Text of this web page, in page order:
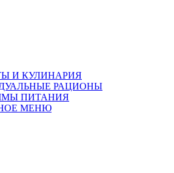
И КУЛИНАРИЯ
РАЦИОНЫ
ПИТАНИЯ
МЕНЮ